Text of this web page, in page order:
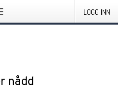
LOGG INN
nådd